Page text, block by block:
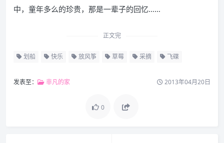
中，童年多么的珍贵，那是一辈子的回忆……
正文完
划船 快乐 放风筝 草莓 采摘 飞碟
发表至： 非凡的家 2013年04月20日
0